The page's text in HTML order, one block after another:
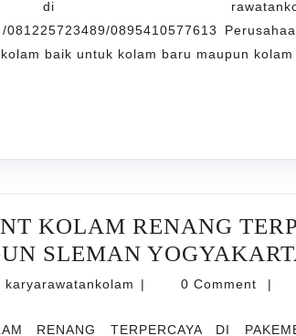
DI
Mlesen
081225723489/0895410577613
baik untuk kolam baru maupun kolam
KOLAM RENANG
SLEMAN
karyarawatankolam karyarawatankolam
| 0 Comment |
RENANG TERPERCAYA DI